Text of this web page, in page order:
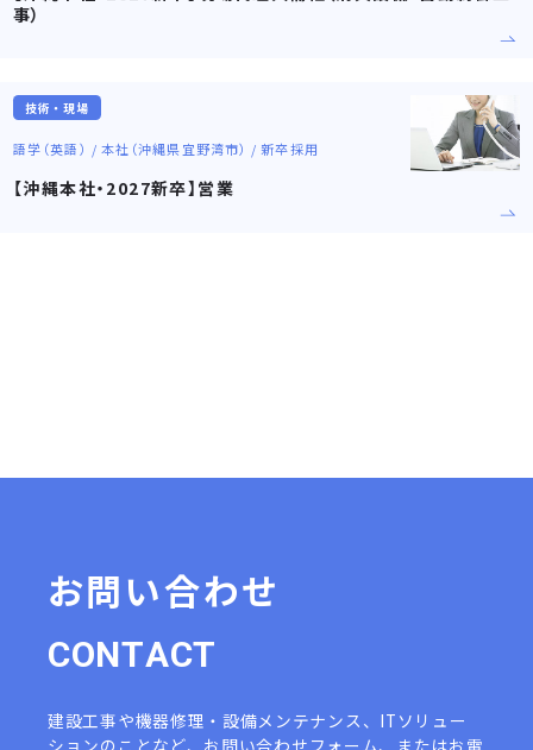
事）
技術・現場
語学（英語） / 本社（沖縄県宜野湾市） / 新卒採用
【沖縄本社・2027新卒】営業
お問い合わせ
CONTACT
建設工事や機器修理・設備メンテナンス、ITソリュー
ションのことなど、 お問い合わせフォーム、またはお電